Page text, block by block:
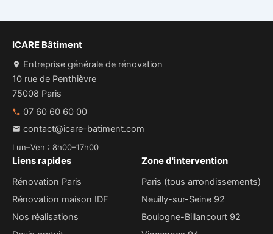
ICARE Bâtiment
Entreprise générale de rénovation
10 rue de Penthièvre
75008 Paris
07 60 60 60 00
contact@icare-batiment.com
Lun–Ven : 8h00–17h00
Liens rapides
Rénovation Paris
Rénovation maison IDF
Nos réalisations
Zone d'intervention
Paris (tous arrondissements)
Neuilly-sur-Seine 92
Boulogne-Billancourt 92